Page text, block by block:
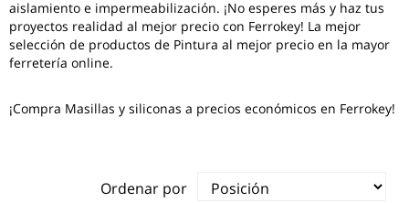
aislamiento e impermeabilización. ¡No esperes más y haz tus
proyectos realidad al mejor precio con Ferrokey! La mejor
selección de productos de Pintura al mejor precio en la mayor
ferretería online.
¡Compra Masillas y siliconas a precios económicos en Ferrokey!
Ordenar por